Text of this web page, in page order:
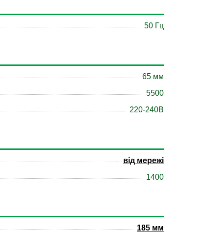
50 Гц
65 мм
5500
220-240В
від мережі
1400
185 мм